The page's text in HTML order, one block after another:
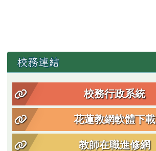
左邊區域內容
校務連結
校務行政系統
花蓮教網軟體下載
教師在職進修網